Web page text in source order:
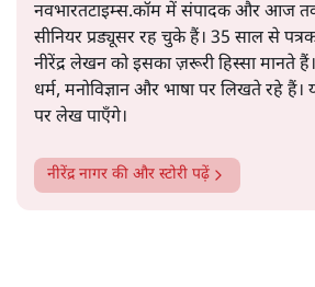
नवभारतटाइम्स.कॉम में संपादक और आज
सीनियर प्रड्यूसर रह चुके हैं। 35 साल से
नीरेंद्र लेखन को इसका ज़रूरी हिस्सा मानते
धर्म, मनोविज्ञान और भाषा पर लिखते रहे
पर लेख पाएँगे।
नीरेंद्र नागर की और स्टोरी पढ़ें